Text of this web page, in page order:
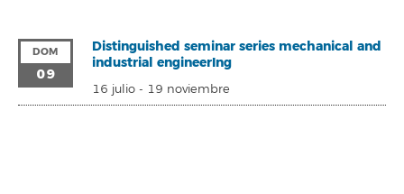
DOM
09
Distinguished seminar series mechanical and
industrial engineerIng
16 julio- 19 noviembre